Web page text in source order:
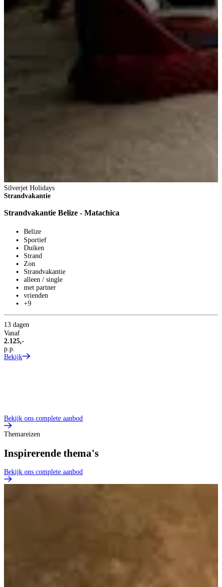
Silverjet Holidays
Strandvakantie
Strandvakantie Belize - Matachica
Belize
Sportief
Duiken
Strand
Zon
Strandvakantie
alleen / single
met partner
vrienden
+9
13 dagen
Vanaf
2.125,-
p.p.
Bekijk
Bekijk ons complete aanbod
Themareizen
Inspirerende thema's
Bekijk ons complete aanbod